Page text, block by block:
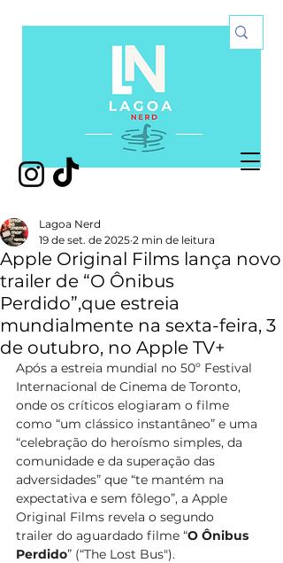
Apple Original Films lança novo
trailer de “O Ônibus
Perdido”,que estreia
mundialmente na sexta-feira, 3
de outubro, no Apple TV+
Lagoa Nerd
19 de set. de 2025 2 min de leitura
Após a estreia mundial no 50º Festival
Internacional de Cinema de Toronto,
onde os críticos elogiaram o filme
como “um clássico instantâneo” e uma
“celebração do heroísmo simples, da
comunidade e da superação das
adversidades” que “te mantém na
expectativa e sem fôlego”, a Apple
Original Films revela o segundo
trailer do aguardado filme “O Ônibus
Perdido” (“The Lost Bus").